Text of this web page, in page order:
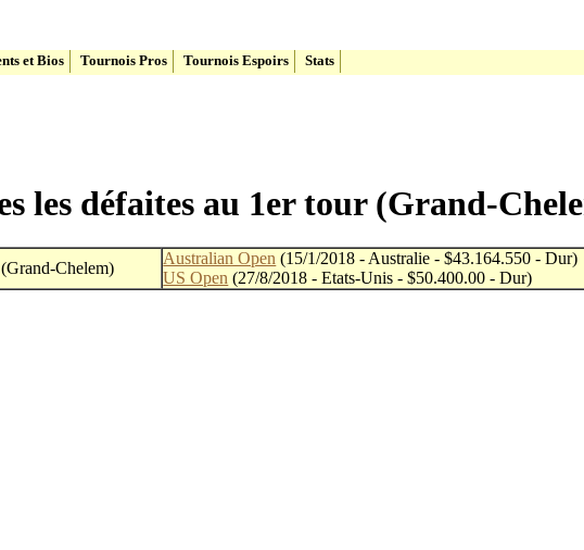
et Bios Tournois Pros Tournois Espoirs Stats
les défaites au 1er tour (Grand-
Chelem)
Australian Open (15/1/2018 - Australie - $43.164.550 - Dur)
US Open (27/8/2018 - Etats-Unis - $50.400.00 - Dur)